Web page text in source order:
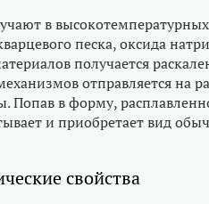
в
песка, оксида
получается
отправляется на
в форму,
и приобретает вид
свойства